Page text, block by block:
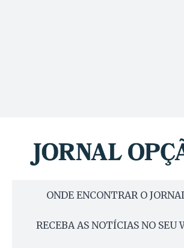
ONDE ENCONTRAR O
RECEBA AS NOTÍCIAS NO SEU